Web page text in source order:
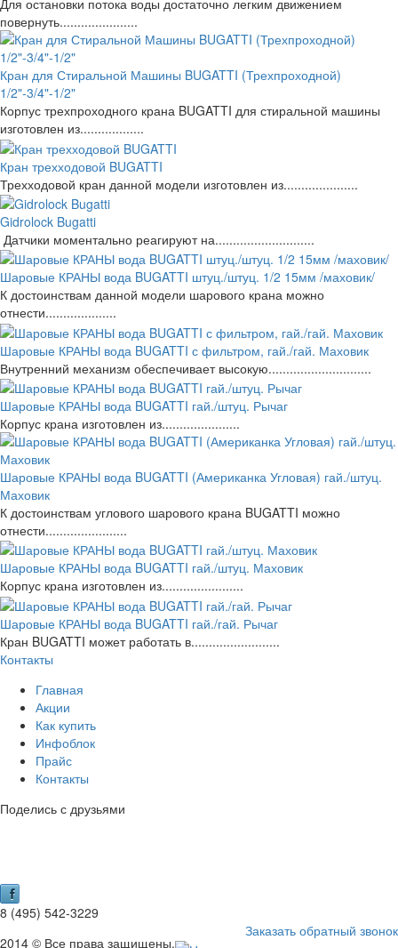
Для остановки потока воды достаточно легким движением
повернуть......................
Кран для Стиральной Машины BUGATTI (Трехпроходной)
1/2"-3/4"-1/2"
Корпус трехпроходного крана BUGATTI для стиральной машины
изготовлен из..................
Кран трехходовой BUGATTI
Трехходовой кран данной модели изготовлен из.....................
Gidrolock Bugatti
Датчики моментально реагируют на............................
Шаровые КРАНЫ вода BUGATTI штуц./штуц. 1/2 15мм /маховик/
К достоинствам данной модели шарового крана можно
отнести....................
Шаровые КРАНЫ вода BUGATTI с фильтром, гай./гай. Маховик
Внутренний механизм обеспечивает высокую.............................
Шаровые КРАНЫ вода BUGATTI гай./штуц. Рычаг
Корпус крана изготовлен из......................
Шаровые КРАНЫ вода BUGATTI (Американка Угловая) гай./штуц.
Маховик
К достоинствам углового шарового крана BUGATTI можно
отнести.......................
Шаровые КРАНЫ вода BUGATTI гай./штуц. Маховик
Корпус крана изготовлен из.......................
Шаровые КРАНЫ вода BUGATTI гай./гай. Рычаг
Кран BUGATTI может работать в.........................
Контакты
Главная
Акции
Как купить
Инфоблок
Прайс
Контакты
Поделись с друзьями
8 (495) 542-3229
2014 © Все права защищены.
Заказать обратный звонок